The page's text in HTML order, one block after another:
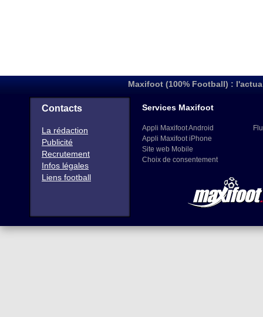
Maxifoot (100% Football) :
Contacts
La rédaction
Publicité
Recrutement
Infos légales
Liens football
Services Maxifoot
Appli Maxifoot Android
Appli Maxifoot iPhone
Site web Mobile
Choix de consentement